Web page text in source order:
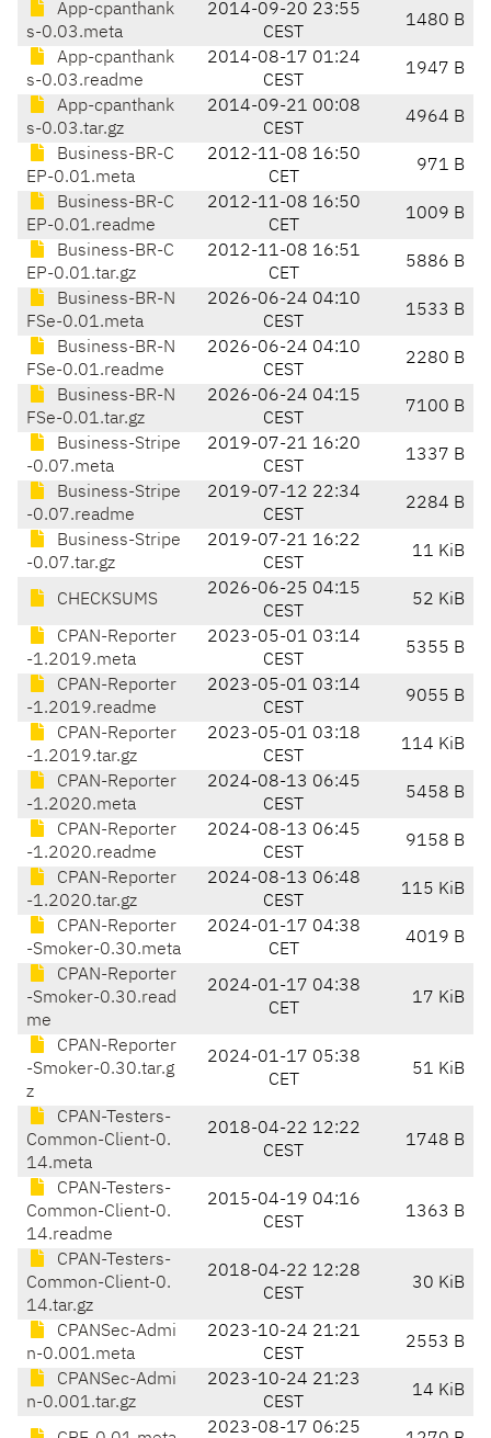
App-cpanthank
s-0.03.meta
2014-09-20 23:55
CEST
1480 B
App-cpanthank
s-0.03.readme
2014-08-17 01:24
CEST
1947 B
App-cpanthank
s-0.03.tar.gz
2014-09-21 00:08
CEST
4964 B
Business-BR-C
EP-0.01.meta
2012-11-08 16:50
CET
971 B
Business-BR-C
EP-0.01.readme
2012-11-08 16:50
CET
1009 B
Business-BR-C
EP-0.01.tar.gz
2012-11-08 16:51
CET
5886 B
Business-BR-N
FSe-0.01.meta
2026-06-24 04:10
CEST
1533 B
Business-BR-N
FSe-0.01.readme
2026-06-24 04:10
CEST
2280 B
Business-BR-N
FSe-0.01.tar.gz
2026-06-24 04:15
CEST
7100 B
Business-Stripe
-0.07.meta
2019-07-21 16:20
CEST
1337 B
Business-Stripe
-0.07.readme
2019-07-12 22:34
CEST
2284 B
Business-Stripe
-0.07.tar.gz
2019-07-21 16:22
CEST
11 KiB
CHECKSUMS
2026-06-25 04:15
CEST
52 KiB
CPAN-Reporter
-1.2019.meta
2023-05-01 03:14
CEST
5355 B
CPAN-Reporter
-1.2019.readme
2023-05-01 03:14
CEST
9055 B
CPAN-Reporter
-1.2019.tar.gz
2023-05-01 03:18
CEST
114 KiB
CPAN-Reporter
-1.2020.meta
2024-08-13 06:45
CEST
5458 B
CPAN-Reporter
-1.2020.readme
2024-08-13 06:45
CEST
9158 B
CPAN-Reporter
-1.2020.tar.gz
2024-08-13 06:48
CEST
115 KiB
CPAN-Reporter
-Smoker-0.30.meta
2024-01-17 04:38
CET
4019 B
CPAN-Reporter
-Smoker-0.30.read
me
2024-01-17 04:38
CET
17 KiB
CPAN-Reporter
-Smoker-0.30.tar.g
z
2024-01-17 05:38
CET
51 KiB
CPAN-Testers-
Common-Client-0.
14.meta
2018-04-22 12:22
CEST
1748 B
CPAN-Testers-
Common-Client-0.
14.readme
2015-04-19 04:16
CEST
1363 B
CPAN-Testers-
Common-Client-0.
14.tar.gz
2018-04-22 12:28
CEST
30 KiB
CPANSec-Admi
n-0.001.meta
2023-10-24 21:21
CEST
2553 B
CPANSec-Admi
n-0.001.tar.gz
2023-10-24 21:23
CEST
14 KiB
2023-08-17 06:25